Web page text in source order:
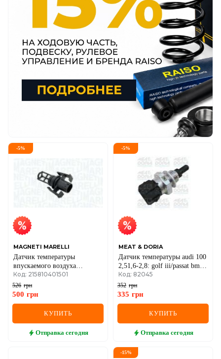
-5%
MAGNETI MARELLI
Датчик температуры
впускаемого воздуха
a,c,e,s,sprinter,vito
Код: 215810401501
526 грн
500 грн
КУПИТЬ
Отправка сегодня
-5%
MEAT & DORIA
Датчик температуры audi 100
2,51,6-2,8: golf iii/passat bmw,
honda, iveco, citroen, peugeot
Код: 82045
352 грн
335 грн
КУПИТЬ
Отправка сегодня
-15%